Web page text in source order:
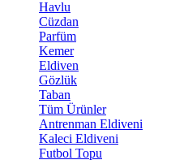
Havlu
Cüzdan
Parfüm
Kemer
Eldiven
Gözlük
Taban
Tüm Ürünler
Antrenman Eldiveni
Kaleci Eldiveni
Futbol Topu